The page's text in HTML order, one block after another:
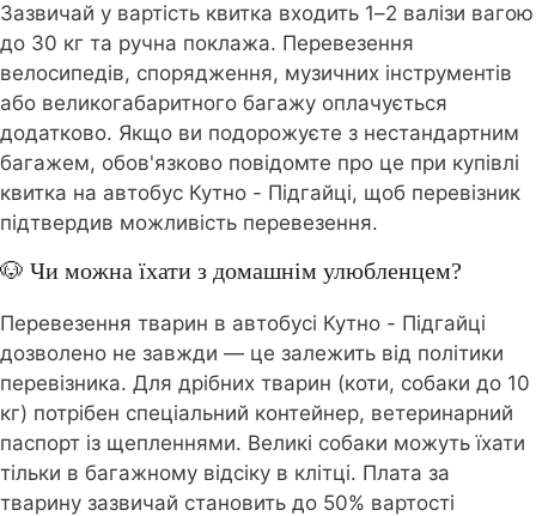
Зазвичай у вартість квитка входить 1–2 валізи вагою
до 30 кг та ручна поклажа. Перевезення
велосипедів, спорядження, музичних інструментів
або великогабаритного багажу оплачується
додатково. Якщо ви подорожуєте з нестандартним
багажем, обов'язково повідомте про це при купівлі
квитка на автобус Кутно - Підгайці, щоб перевізник
підтвердив можливість перевезення.
🐶 Чи можна їхати з домашнім улюбленцем?
Перевезення тварин в автобусі Кутно - Підгайці
дозволено не завжди — це залежить від політики
перевізника. Для дрібних тварин (коти, собаки до 10
кг) потрібен спеціальний контейнер, ветеринарний
паспорт із щепленнями. Великі собаки можуть їхати
тільки в багажному відсіку в клітці. Плата за
тварину зазвичай становить до 50% вартості